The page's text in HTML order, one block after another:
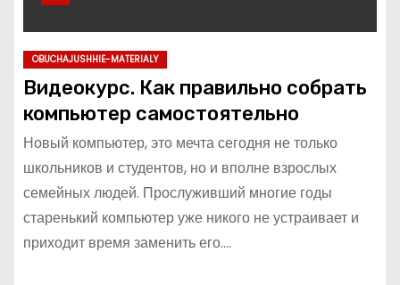
OBUCHAJUSHHIE-MATERIALY
Видеокурс. Как правильно собрать
компьютер самостоятельно
Новый компьютер, это мечта сегодня не только
школьников и студентов, но и вполне взрослых
семейных людей. Прослуживший многие годы
старенький компьютер уже никого не устраивает и
приходит время заменить его.…